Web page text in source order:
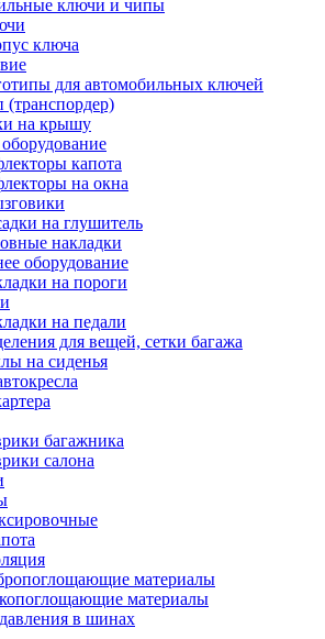
ключи и чипы
ключа
для автомобильных ключей
(транспордер)
на крышу
капота
на окна
на глушитель
накладки
оборудование
на пороги
на педали
для вещей, сетки багажа
на сиденья
багажника
салона
материалы
материалы
в шинах